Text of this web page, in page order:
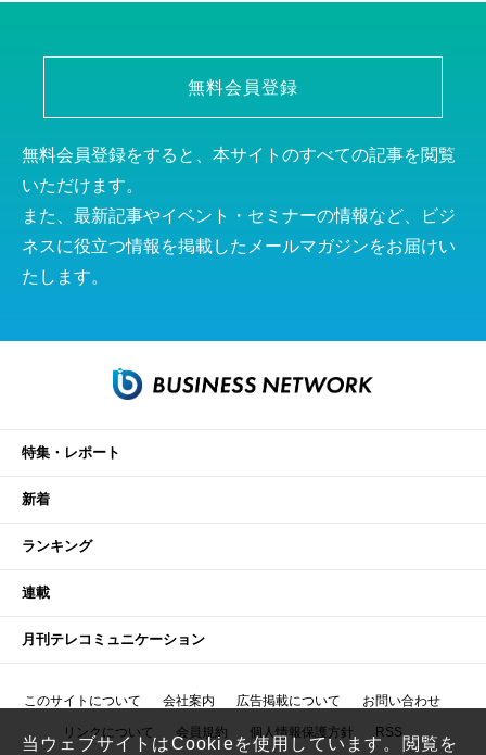
無料会員登録
無料会員登録をすると、本サイトのすべての記事を閲覧
いただけます。
また、最新記事やイベント・セミナーの情報など、ビジ
ネスに役立つ情報を掲載したメールマガジンをお届けい
たします。
特集・レポート
新着
ランキング
連載
月刊テレコミュニケーション
このサイトについて 会社案内 広告掲載について お問い合わせ
リンクについて 会員規約 個人情報保護方針 RSS
当ウェブサイトはCookieを使用しています。閲覧を